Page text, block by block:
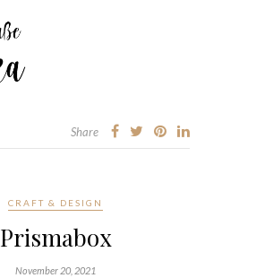
Share
CRAFT & DESIGN
Prismabox
November 20, 2021